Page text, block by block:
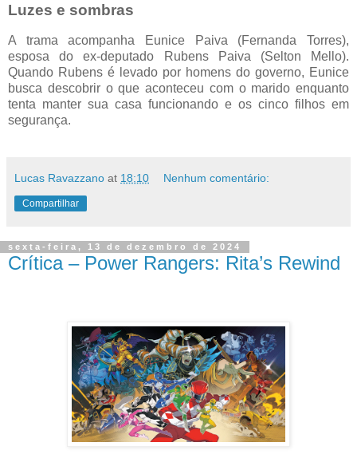
Luzes e sombras
A trama acompanha Eunice Paiva (Fernanda Torres),
esposa do ex-deputado Rubens Paiva (Selton Mello).
Quando Rubens é levado por homens do governo, Eunice
busca descobrir o que aconteceu com o marido enquanto
tenta manter sua casa funcionando e os cinco filhos em
segurança.
Lucas Ravazzano at 18:10 Nenhum comentário:
Compartilhar
sexta-feira, 13 de dezembro de 2024
Crítica – Power Rangers: Rita’s Rewind